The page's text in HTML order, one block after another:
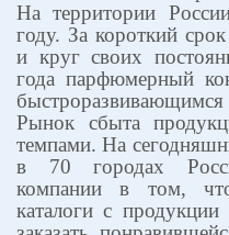
На территории
году. За короткий
и круг своих
года парфюмерный
Рынок сбыта
темпами. На
в 70 городах
компании в том,
каталоги с